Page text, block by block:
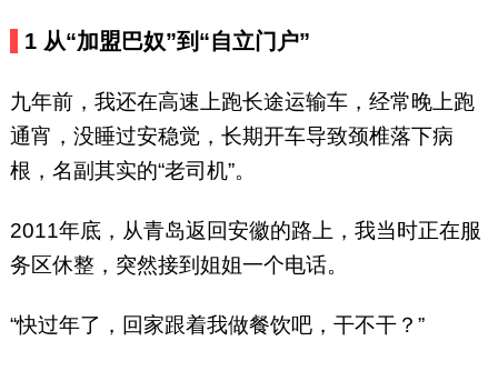
1 从“加盟巴奴”到“自立门户”
九年前，我还在高速上跑长途运输车，经常晚上跑
通宵，没睡过安稳觉，长期开车导致颈椎落下病
根，名副其实的“老司机”。
2011年底，从青岛返回安徽的路上，我当时正在服
务区休整，突然接到姐姐一个电话。
“快过年了，回家跟着我做餐饮吧，干不干？”